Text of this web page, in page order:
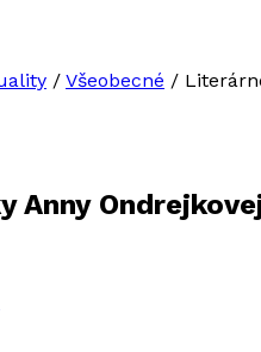
/ Všeobecné /
Anny